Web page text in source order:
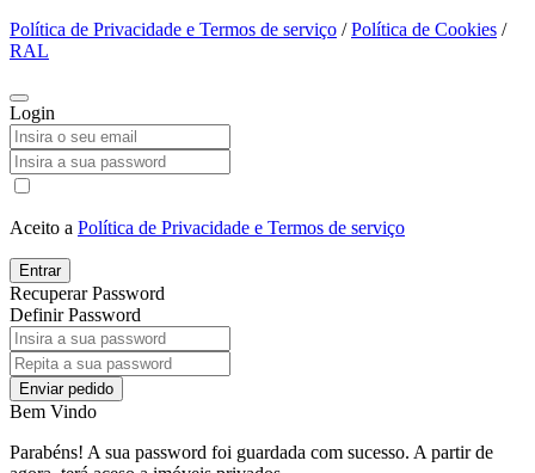
Política de Privacidade e Termos de serviço /Política de Cookies /
RAL
Login
Aceito a Política de Privacidade e Termos de serviço
Entrar
Recuperar Password
Definir Password
Enviar pedido
Bem Vindo
Parabéns! A sua password foi guardada com sucesso. A partir de